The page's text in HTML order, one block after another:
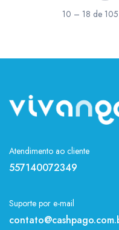
10 – 18 de
Atendimento ao cliente
557140072349
Suporte por e-mail